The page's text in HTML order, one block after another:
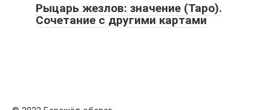
Рыцарь жезлов: значение (Таро).
Сочетание с другими картами